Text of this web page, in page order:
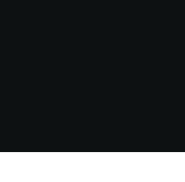
personali.